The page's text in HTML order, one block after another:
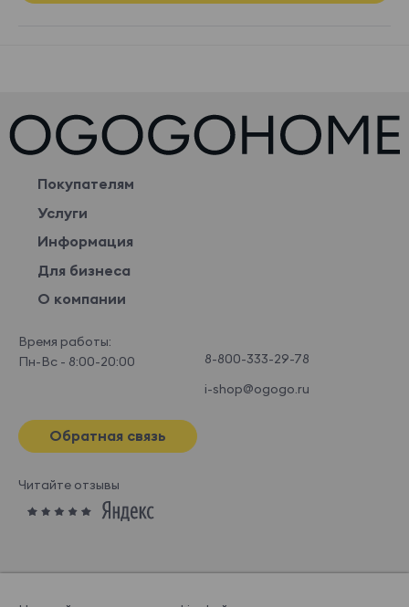
Покупателям
Услуги
Информация
Для бизнеса
О компании
Время работы:
Пн-Вс - 8:00-20:00
8-800-333-29-78
i-shop@ogogo.ru
Обратная связь
Читайте отзывы